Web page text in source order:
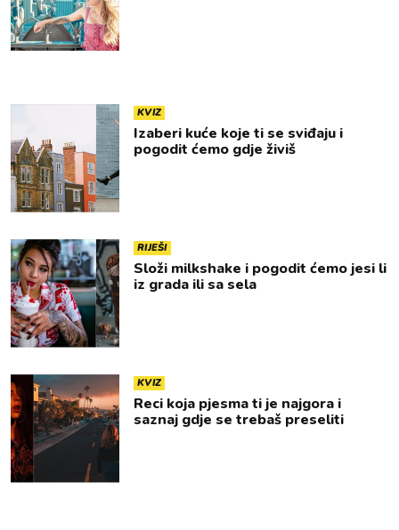
KVIZ
Izaberi kuće koje ti se sviđaju i
pogodit ćemo gdje živiš
RIJEŠI
Složi milkshake i pogodit ćemo jesi li
iz grada ili sa sela
KVIZ
Reci koja pjesma ti je najgora i
saznaj gdje se trebaš preseliti